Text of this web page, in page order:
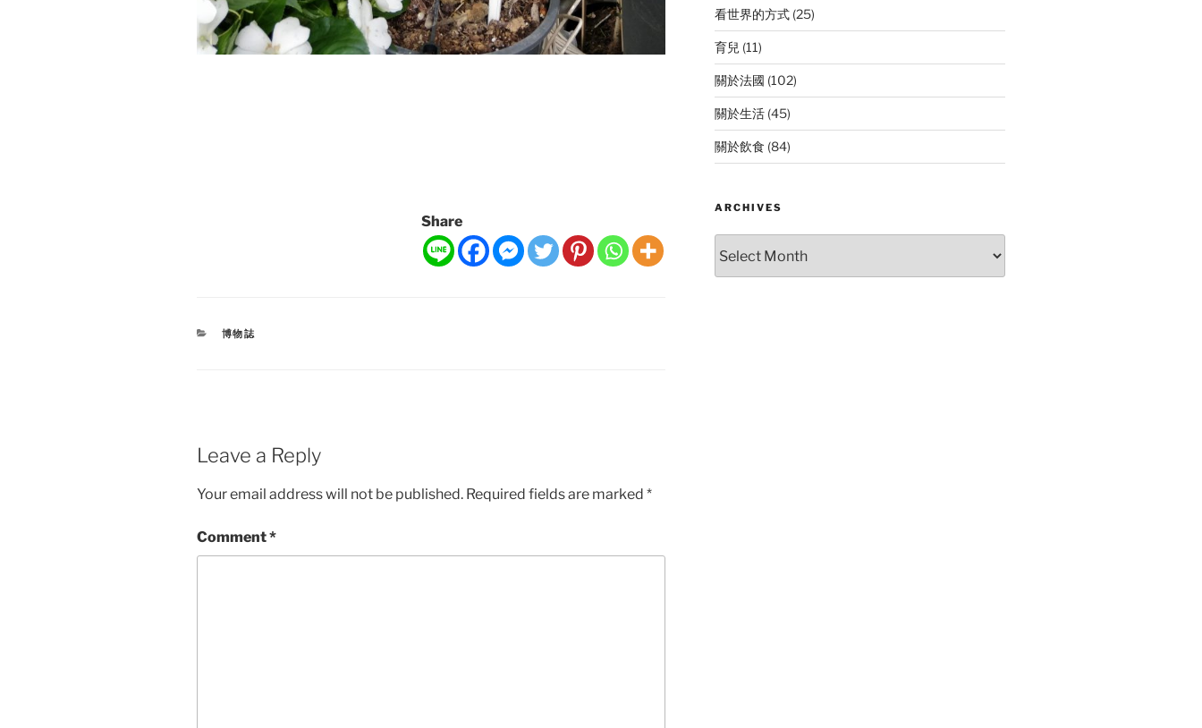
Share
CATEGORIES
博物誌
Leave a Reply
Your email address will not be published. Required fields are marked *
Comment*
看世界的方式(25)
育兒 (11)
關於法國 (102)
關於生活(45)
關於飲食 (84)
ARCHIVES